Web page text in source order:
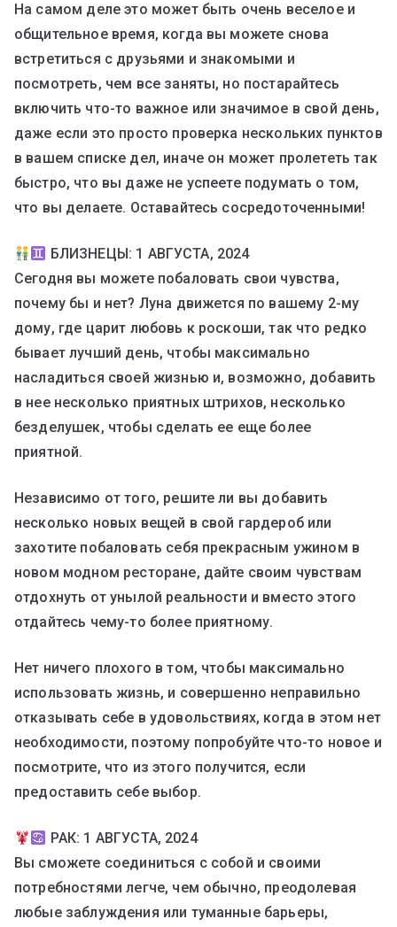
На самом деле это может быть очень веселое и
общительное время, когда вы можете снова
встретиться с друзьями и знакомыми и
посмотреть, чем все заняты, но постарайтесь
включить что-то важное или значимое в свой день,
даже если это просто проверка нескольких пунктов
в вашем списке дел, иначе он может пролететь так
быстро, что вы даже не успеете подумать о том,
что вы делаете. Оставайтесь сосредоточенными!
БЛИЗНЕЦЫ: 1 АВГУСТА, 2024
Сегодня вы можете побаловать свои чувства,
почему бы и нет? Луна движется по вашему 2-му
дому, где царит любовь к роскоши, так что редко
бывает лучший день, чтобы максимально
насладиться своей жизнью и, возможно, добавить
в нее несколько приятных штрихов, несколько
безделушек, чтобы сделать ее еще более
приятной.
Независимо от того, решите ли вы добавить
несколько новых вещей в свой гардероб или
захотите побаловать себя прекрасным ужином в
новом модном ресторане, дайте своим чувствам
отдохнуть от унылой реальности и вместо этого
отдайтесь чему-то более приятному.
Нет ничего плохого в том, чтобы максимально
использовать жизнь, и совершенно неправильно
отказывать себе в удовольствиях, когда в этом нет
необходимости, поэтому попробуйте что-то новое и
посмотрите, что из этого получится, если
предоставить себе выбор.
РАК: 1 АВГУСТА, 2024
Вы сможете соединиться с собой и своими
потребностями легче, чем обычно, преодолевая
любые заблуждения или туманные барьеры,